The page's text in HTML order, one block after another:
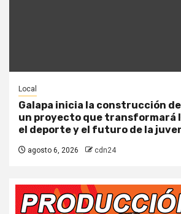
Local
Galapa inicia la construcción de
un proyecto que transformará
el deporte y el futuro de la
agosto 6, 2026 cdn24